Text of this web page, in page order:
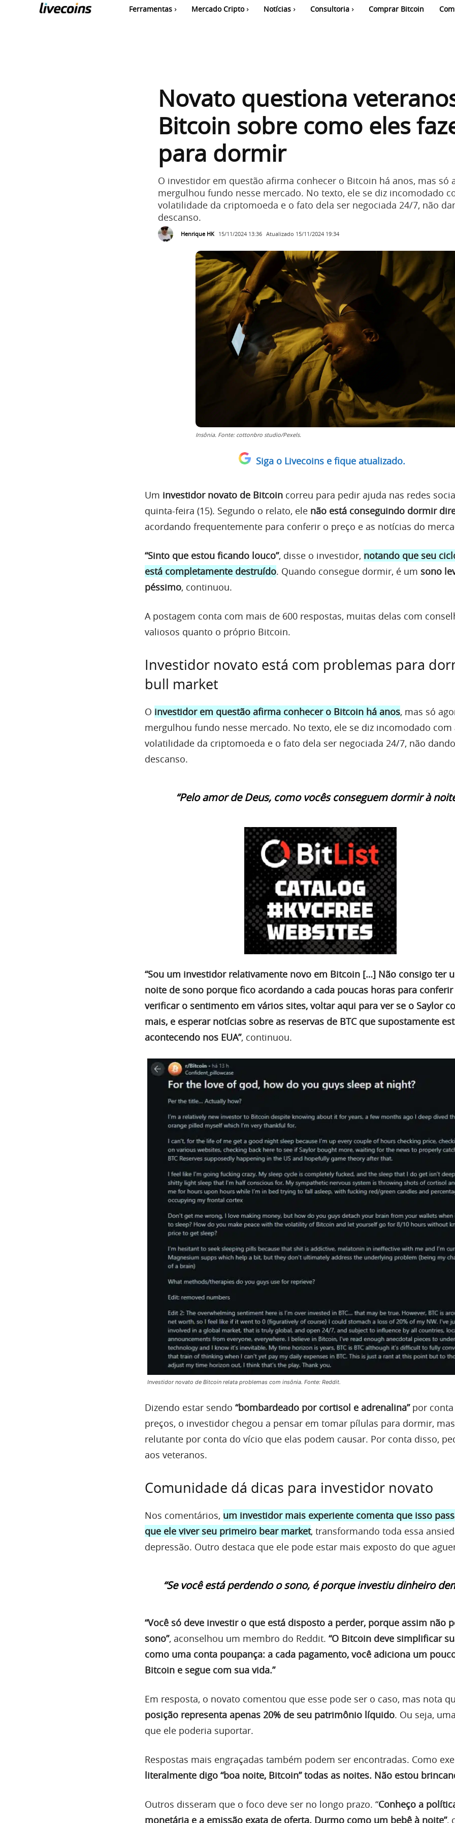
Ferramentas Mercado Cripto Notícias Consultoria Comprar Bitcoin
Novato questiona
Bitcoin sobre como eles
para dormir
O investidor em questão afirma conhecer o Bitcoin há anos, mas só
mergulhou fundo nesse mercado. No texto, ele se diz incomodado
volatilidade da criptomoeda e o fato dela ser negociada 24/7, não
descanso.
Henrique HK 15/11/2024 13:36 Atualizado 15/11/2024 19:34
Insônia. Fonte: cottonbro studio/Pexels.
Siga o Livecoins e fique atualizado.
Um investidor novato de Bitcoin correu para pedir ajuda nas redes
quinta-feira (15). Segundo o relato, ele não está conseguindo dormir
acordando frequentemente para conferir o preço e as notícias do
“Sinto que estou ficando louco”, disse o investidor, notando que seu
está completamente destruído. Quando consegue dormir, é um sono
péssimo, continuou.
A postagem conta com mais de 600 respostas, muitas delas com
valiosos quanto o próprio Bitcoin.
Investidor novato está com problemas para
bull market
O investidor em questão afirma conhecer o Bitcoin há anos, mas só
mergulhou fundo nesse mercado. No texto, ele se diz incomodado com
volatilidade da criptomoeda e o fato dela ser negociada 24/7, não dando
descanso.
“Pelo amor de Deus, como vocês conseguem dormir à
“Sou um investidor relativamente novo em Bitcoin […] Não consigo ter
noite de sono porque fico acordando a cada poucas horas para
verificar o sentimento em vários sites, voltar aqui para ver se o Saylor
mais, e esperar notícias sobre as reservas de BTC que supostamente
acontecendo nos EUA”, continuou.
Investidor novato de Bitcoin relata problemas com insônia. Fonte: Reddit.
Dizendo estar sendo “bombardeado por cortisol e adrenalina”por conta
preços, o investidor chegou a pensar em tomar pílulas para dormir,
relutante por conta do vício que elas podem causar. Por conta disso,
aos veteranos.
Comunidade dá dicas para investidor novato
Nos comentários, um investidor mais experiente comenta que isso
que ele viver seu primeiro bear market, transformando toda essa
depressão. Outro destaca que ele pode estar mais exposto do que
“Se você está perdendo o sono, é porque investiu dinheiro
“Você só deve investir o que está disposto a perder, porque assim não
sono”, aconselhou um membro do Reddit. “O Bitcoin deve simplificar
como uma conta poupança: a cada pagamento, você adiciona um
Bitcoin e segue com sua vida.”
Em resposta, o novato comentou que esse pode ser o caso, mas nota
posição representa apenas 20% de seu patrimônio líquido. Ou seja,
que ele poderia suportar.
Respostas mais engraçadas também podem ser encontradas. Como
literalmente digo “boa noite, Bitcoin” todas as noites. Não estou
Outros disseram que o foco deve ser no longo prazo. “Conheço a
monetária e a emissão exata de oferta. Durmo como um bebê à noite”,